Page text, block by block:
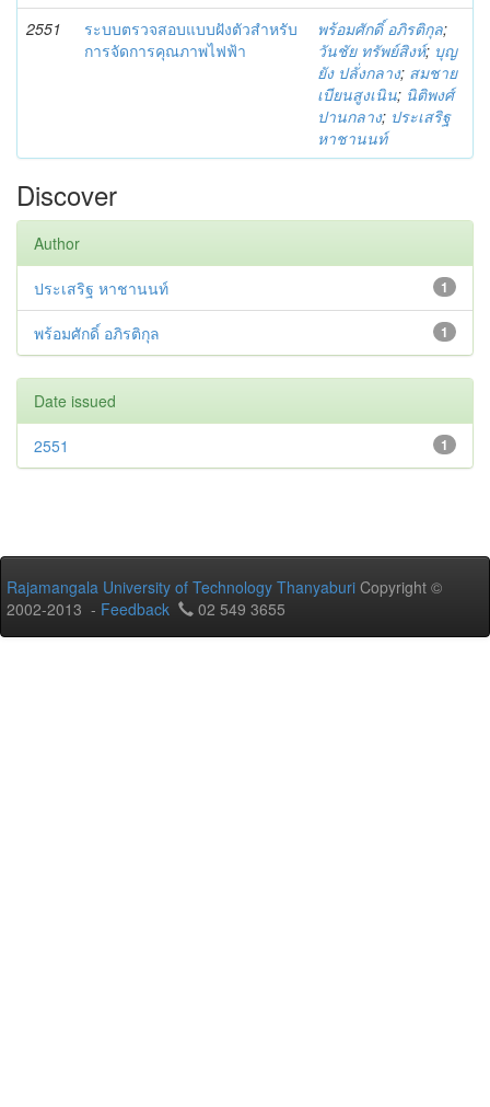
2551
ระบบตรวจสอบแบบฝังตัวสำหรับ
การจัดการคุณภาพไฟฟ้า
พร้อมศักดิ์ อภิรติกุล;
วันชัย ทรัพย์สิงห์; บุญ
ยัง ปลั่งกลาง; สมชาย
เบียนสูงเนิน; นิติพงศ์
ปานกลาง; ประเสริฐ
หาชานนท์
Discover
Author
1
ประเสริฐ หาชานนท์
1
พร้อมศักดิ์ อภิรติกุล
Date issued
1
2551
Rajamangala University of Technology Thanyaburi Copyright ©
2002-2013 - Feedback 02 549 3655